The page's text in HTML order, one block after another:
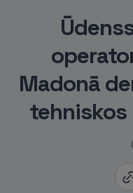
Madonā
tehniskos